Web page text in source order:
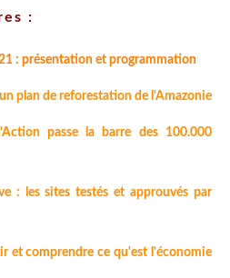
:
: présentation et programmation
plan de reforestation de l'Amazonie
passe la barre des 100.000
: les sites testés et approuvés par
et comprendre ce qu'est l'économie